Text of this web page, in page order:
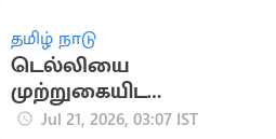
அதிரடி
தமிழ் நாடு
டெல்லியை
முற்றுகையிட
விவசாயிகள் ஆயத்தம்
Jul 21, 2026, 03:07 IST